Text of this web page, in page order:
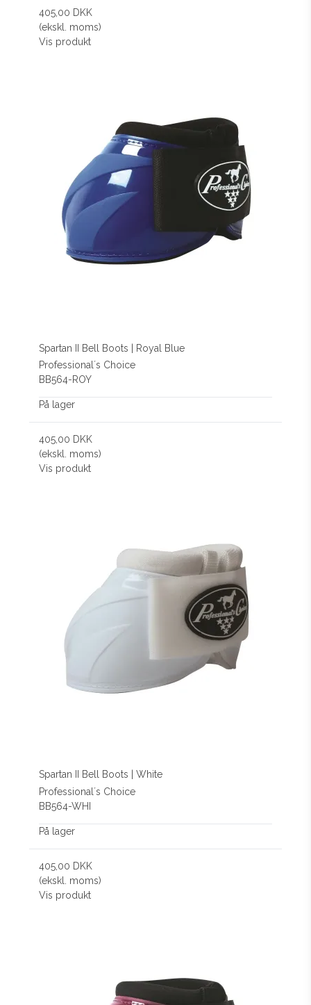
405,00 DKK
(ekskl. moms)
Vis produkt
Spartan II Bell Boots | Royal Blue
Professional´s Choice
BB564-ROY
På lager
405,00 DKK
(ekskl. moms)
Vis produkt
Spartan II Bell Boots | White
Professional´s Choice
BB564-WHI
På lager
405,00 DKK
(ekskl. moms)
Vis produkt